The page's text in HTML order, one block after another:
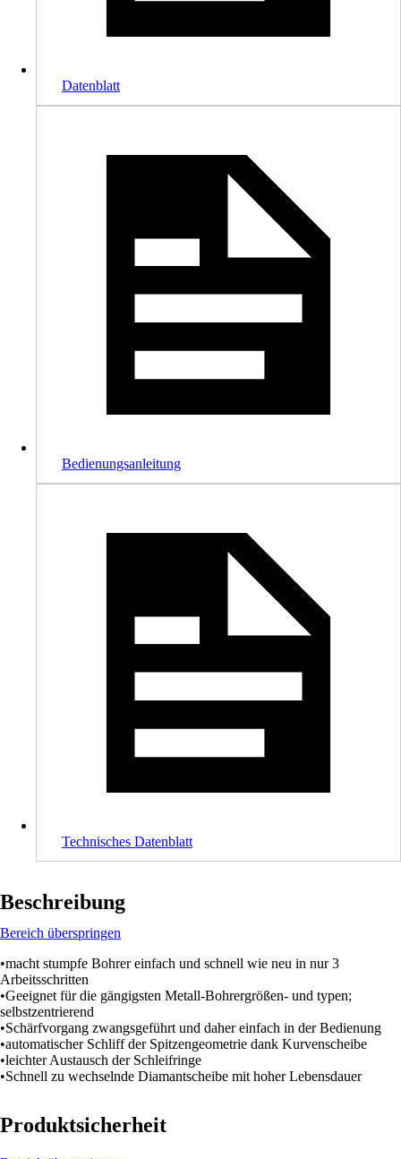
Datenblatt
Bedienungsanleitung
Technisches Datenblatt
Beschreibung
Bereich überspringen
•macht stumpfe Bohrer einfach und schnell wie neu in nur 3
Arbeitsschritten
•Geeignet für die gängigsten Metall-Bohrergrößen- und typen;
selbstzentrierend
•Schärfvorgang zwangsgeführt und daher einfach in der Bedienung
•automatischer Schliff der Spitzengeometrie dank Kurvenscheibe
•leichter Austausch der Schleifringe
•Schnell zu wechselnde Diamantscheibe mit hoher Lebensdauer
Produktsicherheit